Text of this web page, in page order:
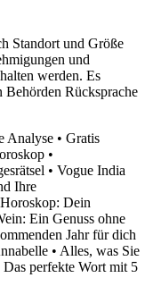
Standort und Größe
und
werden. Es
Rücksprache
Analyse • Gratis
•
• Vogue India
Ihre
Dein
Ein Genuss ohne
Jahr für dich
• Alles, was Sie
Das perfekte Wort mit 5